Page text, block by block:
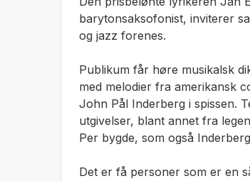
barytonsaksofonist, inviterer
og jazz forenes.
Publikum får høre musikalsk
med melodier fra amerikansk
John Pål Inderberg i spissen.
utgivelser, blant annet fra
Per bygde, som også
Det er få personer som er en